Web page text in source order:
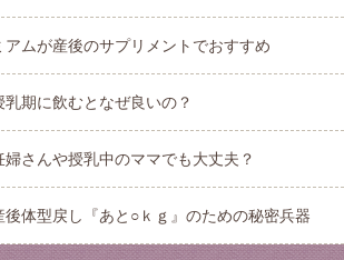
アムが産後のサプリメントでおすすめ
期に飲むとなぜ良いの？
さんや授乳中のママでも大丈夫？
後体型戻し『あと○ｋｇ』のための秘密兵器